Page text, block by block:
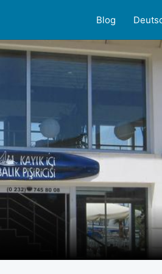
Blog